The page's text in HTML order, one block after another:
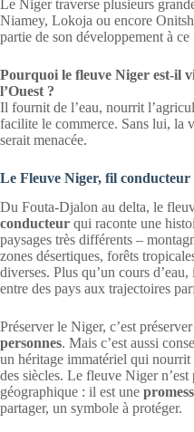
Le Niger traverse plusieurs
Niamey, Lokoja ou encore
partie de son développement à ce
Pourquoi le fleuve Niger est-il
l’Ouest ?
Il fournit de l’eau, nourrit
facilite le commerce. Sans lui, la
serait menacée.
Le Fleuve Niger, fil conducteur
Du Fouta-Djalon au delta, le
conducteur qui raconte une
paysages très différents –
zones désertiques, forêts
diverses. Plus qu’un cours
entre des pays aux trajectoires
Préserver le Niger, c’est préserver
personnes. Mais c’est aussi
un héritage immatériel qui
des siècles. Le fleuve Niger n’est
géographique : il est une
partager, un symbole à protéger.